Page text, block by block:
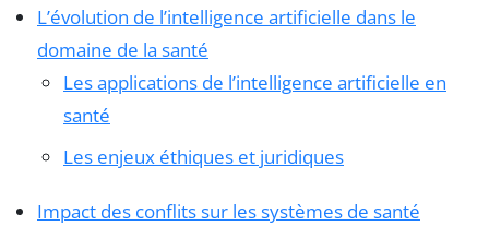
L’évolution de l’intelligence artificielle dans le
domaine de la santé
Les applications de l’intelligence artificielle en
santé
Les enjeux éthiques et juridiques
Impact des conflits sur les systèmes de santé